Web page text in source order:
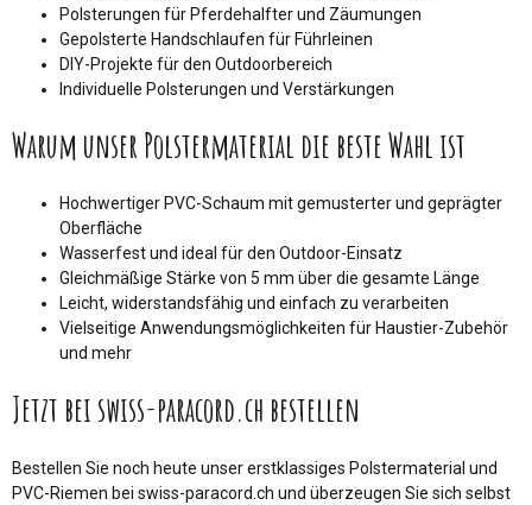
Polsterungen für Pferdehalfter und Zäumungen
Gepolsterte Handschlaufen für Führleinen
DIY-Projekte für den Outdoorbereich
Individuelle Polsterungen und Verstärkungen
Warum unser Polstermaterial die beste Wahl ist
Hochwertiger PVC-Schaum mit gemusterter und geprägter
Oberfläche
Wasserfest und ideal für den Outdoor-Einsatz
Gleichmäßige Stärke von 5 mm über die gesamte Länge
Leicht, widerstandsfähig und einfach zu verarbeiten
Vielseitige Anwendungsmöglichkeiten für Haustier-Zubehör
und mehr
Jetzt bei swiss-paracord.ch bestellen
Bestellen Sie noch heute unser erstklassiges Polstermaterial und
PVC-Riemen bei swiss-paracord.ch und überzeugen Sie sich selbst